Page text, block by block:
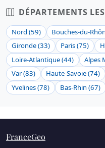
DÉPARTEMENTS
Nord (59) Bouches-du-
Gironde (33)
Paris (75)
Loire-Atlantique (44)
Alpes
Var (83)
Haute-Savoie (74)
Yvelines (78)
Bas-Rhin (67)
FranceGeo